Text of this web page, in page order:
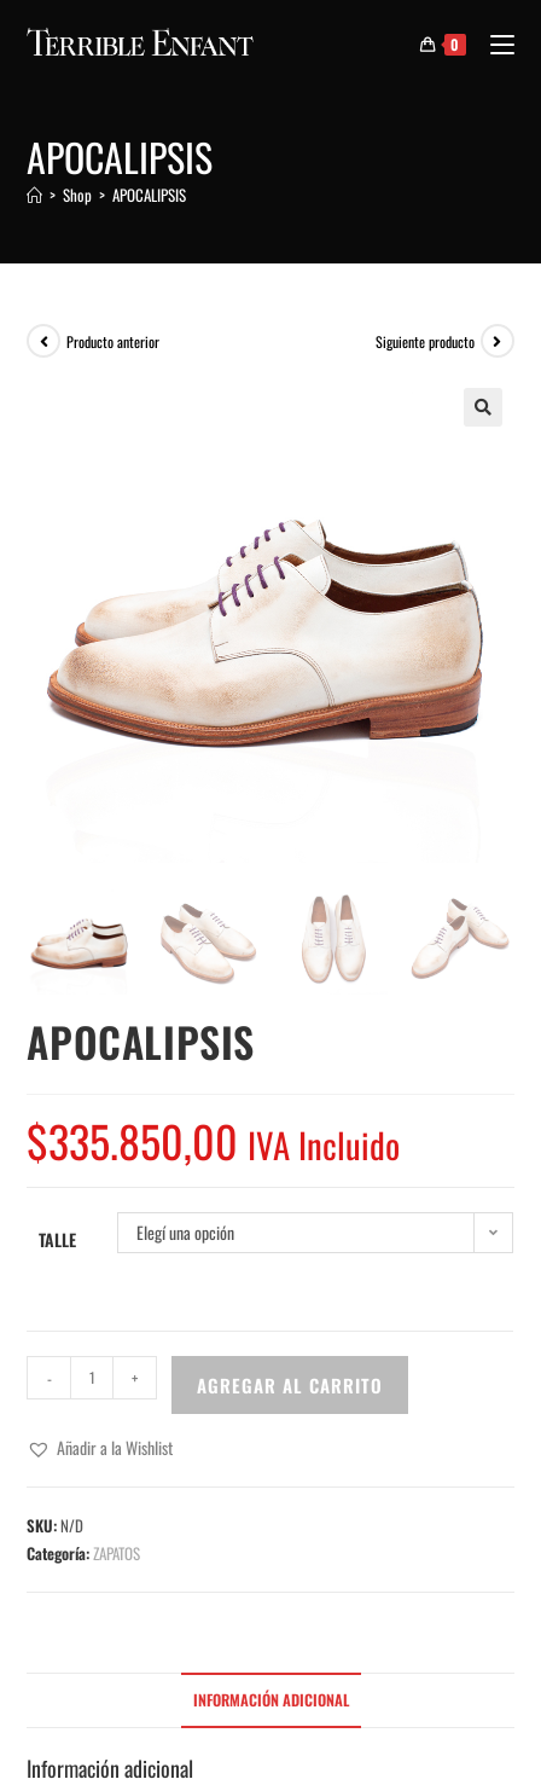
0
APOCALIPSIS
> Shop > APOCALIPSIS
Producto anterior Siguiente producto
APOCALIPSIS
$335.850,00 IVA Incluido
TALLE Elegí una opción
- + AGREGAR AL CARRITO
Añadir a la Wishlist
SKU:N/D
Categoría:ZAPATOS
INFORMACIÓN ADICIONAL
Información adicional